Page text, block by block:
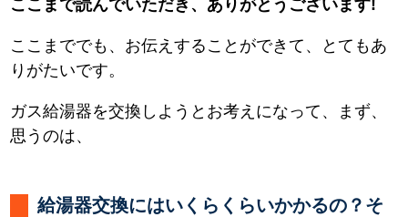
ここまで読んでいただき、ありがとうございます!
ここまででも、お伝えすることができて、とてもあ
りがたいです。
ガス給湯器を交換しようとお考えになって、まず、
思うのは、
給湯器交換にはいくらくらいかかるの？そ